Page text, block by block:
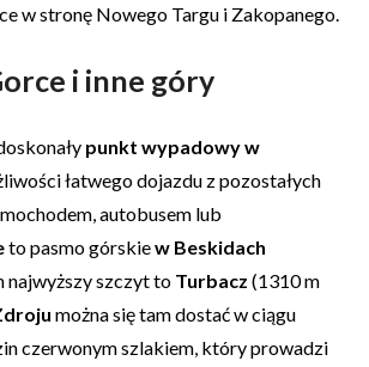
w stronę Nowego Targu i Zakopanego.
i inne góry
punkt wypadowy w
łatwego dojazdu z pozostałych
autobusem lub
to pasmo górskiew Beskidach
najwyższy szczyt to Turbacz (1310 m
można się tam dostać w ciągu
czerwonym szlakiem, który prowadzi